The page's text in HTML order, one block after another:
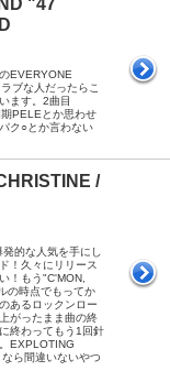
"47
EVERYONE
ブな人だったらこ
ます。2曲目
PELEとか思わせ
ク○とか言わない
/
的な人気を手にし
！久々にリリース
！もう"C'MON,
の時点でもってか
あるロックンロー
がったまま曲の終
終わってもう1回針
EXPLOTING
ら間違いないやつ